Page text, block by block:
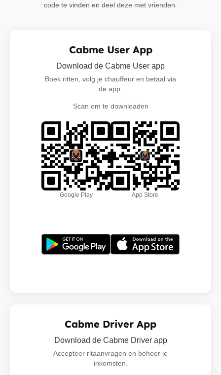
code te vinden en deel deze met vrienden.
Cabme User App
Download de Cabme User app
Boek ritten, volg je chauffeur en betaal via
de app.
Scan om te downloaden
Google Play App Store
Cabme Driver App
Download de Cabme Driver app
Accepteer ritaanvragen en beheer je
inkomsten.